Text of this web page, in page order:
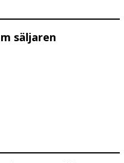
säljaren